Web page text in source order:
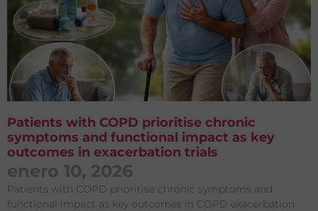
Patients with COPD prioritise chronic
symptoms and functional impact as key
outcomes in exacerbation trials
enero 10, 2026
Patients with COPD prioritise chronic symptoms and
functional impact as key outcomes in COPD exacerbation